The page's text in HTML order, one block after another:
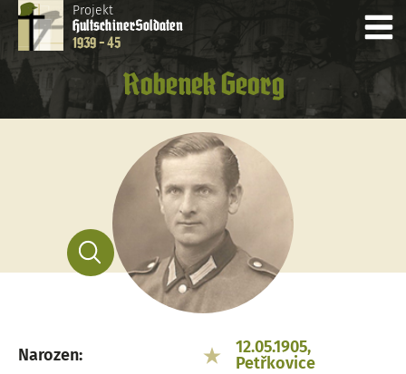
Projekt
HultschinerSoldaten
1939 - 45
Robenek Georg
Narozen:
12.05.1905,
Petřkovice